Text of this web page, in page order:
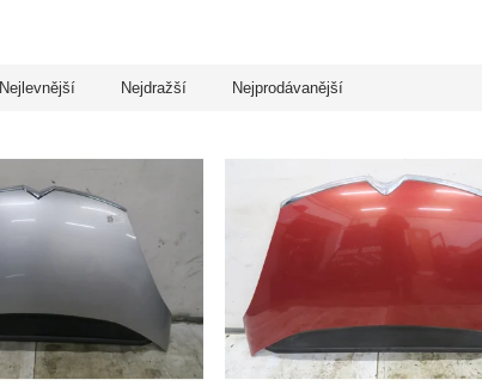
Nejlevnější Nejdražší Nejprodávanější